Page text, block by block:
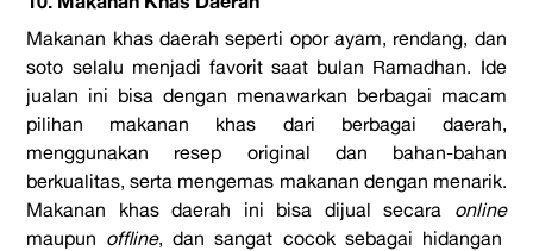
Makanan khas daerah seperti opor ayam, rendang, dan
soto selalu menjadi favorit saat bulan Ramadhan. Ide
jualan ini bisa dengan menawarkan berbagai macam
pilihan makanan khas dari berbagai daerah,
menggunakan resep original dan bahan-bahan
berkualitas, serta mengemas makanan dengan menarik.
Makanan khas daerah ini bisa dijual secara online
maupun offline, dan sangat cocok sebagai hidangan